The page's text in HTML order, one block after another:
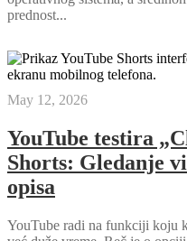
prednost...
May 12, 2026
YouTube testira
Shorts: Gledanje
opisa
YouTube radi na funkciji koju